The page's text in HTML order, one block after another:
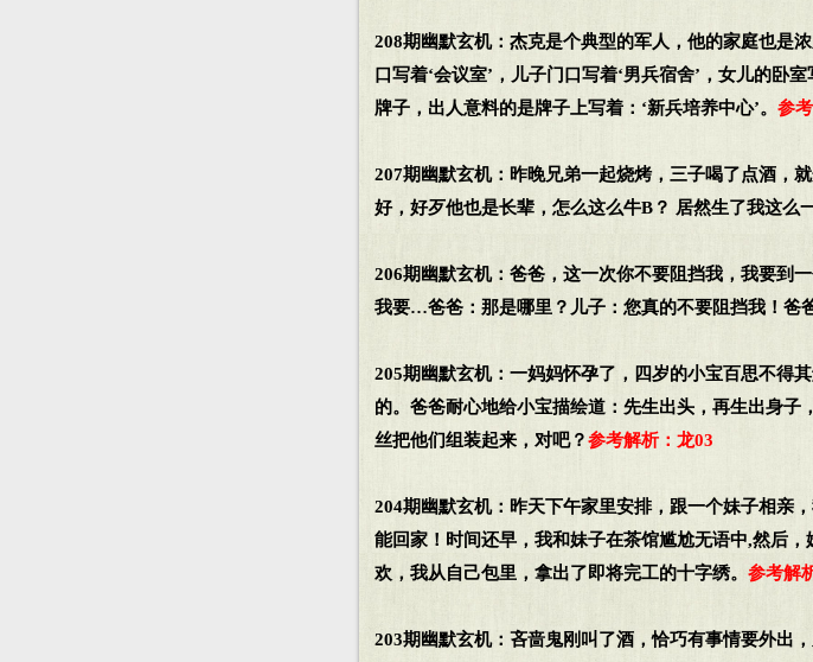
208期幽默玄机：杰克是个典型的军人，他的家庭也是
口写着‘会议室’，儿子门口写着‘男兵宿舍’，女儿的卧
牌子，出人意料的是牌子上写着：‘新兵培养中心’。参
207期幽默玄机：昨晚兄弟一起烧烤，三子喝了点酒，
好，好歹他也是长辈，怎么这么牛B？ 居然生了我这么
206期幽默玄机：爸爸，这一次你不要阻挡我，我要到
我要…爸爸：那是哪里？儿子：您真的不要阻挡我！爸
205期幽默玄机：一妈妈怀孕了，四岁的小宝百思不得
的。爸爸耐心地给小宝描绘道：先生出头，再生出身
丝把他们组装起来，对吧？参考解析：龙03
204期幽默玄机：昨天下午家里安排，跟一个妹子相亲
能回家！时间还早，我和妹子在茶馆尴尬无语中,然后
欢，我从自己包里，拿出了即将完工的十字绣。参考解
203期幽默玄机：吝啬鬼刚叫了酒，恰巧有事情要外出